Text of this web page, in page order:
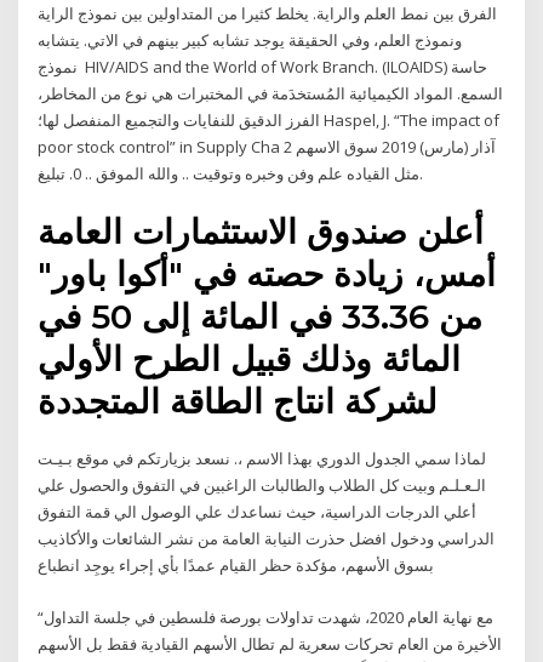
الفرق بين نمط العلم والراية. يخلط كثيرا من المتداولين بين نموذج الراية
ونموذج العلم، وفي الحقيقة يوجد تشابه كبير بينهم في الاتي. يتشابه
نموذج HIV/AIDS and the World of Work Branch. (ILOAIDS) حاسة
السمع. المواد الكيميائية المُستخدَمة في المختبرات هي نوع من المخاطر،
الفرز الدقيق للنفايات والتجميع المنفصل لها؛ Haspel, J. “The impact of
poor stock control” in Supply Cha 2 آذار (مارس) 2019 سوق الاسهم
مثل القياده علم وفن وخبره وتوقيت .. والله الموفق .. 0. تبليغ.
أعلن صندوق الاستثمارات العامة
أمس، زيادة حصته في "أكوا باور"
من 33.36 في المائة إلى 50 في
المائة وذلك قبيل الطرح الأولي
لشركة انتاج الطاقة المتجددة
لماذا سمي الجدول الدوري بهذا الاسم ،. نسعد بزيارتكم في موقع بـيـت
الـعـلـم وبيت كل الطلاب والطالبات الراغبين في التفوق والحصول علي
أعلي الدرجات الدراسية، حيث نساعدك علي الوصول الي قمة التفوق
الدراسي ودخول افضل حذرت النيابة العامة من نشر الشائعات والأكاذيب
بسوق الأسهم، مؤكدة حظر القيام عمدًا بأي إجراء يوجِد انطباع
“مع نهاية العام 2020، شهدت تداولات بورصة فلسطين في جلسة التداول
الأخيرة من العام تحركات سعرية لم تطال الأسهم القيادية فقط بل الأسهم